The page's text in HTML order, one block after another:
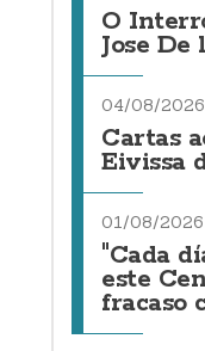
O
Jose De
04/08/2026
Cartas
Eivissa
01/08/2026
"Cada
este
fracaso